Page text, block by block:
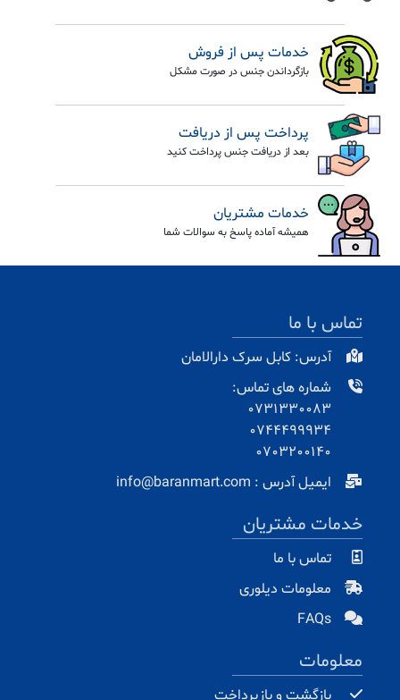
خدمات پس از فروش
بازگرداندن جنس در صورت مشکل
پرداخت پس از دریافت
بعد از دریافت جنس پرداخت کنید
خدمات مشتریان
همیشه آماده پاسخ به سوالات شما
تماس با ما
آدرس: کابل سرک دارالامان
شماره های تماس:
0731330083
0744499934
0703200140
ایمیل آدرس : info@baranmart.com
خدمات مشتریان
تماس با ما
معلومات دیلوری
FAQs
معلومات
بازگشت و بازپرداخت